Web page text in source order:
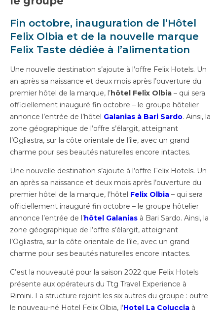
Fin octobre, inauguration de l’Hôtel
Felix Olbia et de la nouvelle marque
Felix Taste dédiée à l’alimentation
Une nouvelle destination s’ajoute à l’offre Felix Hotels. Un
an après sa naissance et deux mois après l’ouverture du
premier hôtel de la marque, l’hôtel Felix Olbia – qui sera
officiellement inauguré fin octobre – le groupe hôtelier
annonce l’entrée de l’hôtel Galanias à Bari Sardo. Ainsi, la
zone géographique de l’offre s’élargit, atteignant
l’Ogliastra, sur la côte orientale de l’île, avec un grand
charme pour ses beautés naturelles encore intactes.
Une nouvelle destination s’ajoute à l’offre Felix Hotels. Un
an après sa naissance et deux mois après l’ouverture du
premier hôtel de la marque, l’hôtel Felix Olbia – qui sera
officiellement inauguré fin octobre – le groupe hôtelier
annonce l’entrée de l’hôtel Galanias à Bari Sardo. Ainsi, la
zone géographique de l’offre s’élargit, atteignant
l’Ogliastra, sur la côte orientale de l’île, avec un grand
charme pour ses beautés naturelles encore intactes.
C’est la nouveauté pour la saison 2022 que Felix Hotels
présente aux opérateurs du Ttg Travel Experience à
Rimini. La structure rejoint les six autres du groupe : outre
le nouveau-né Hotel Felix Olbia, l’Hotel La Coluccia à